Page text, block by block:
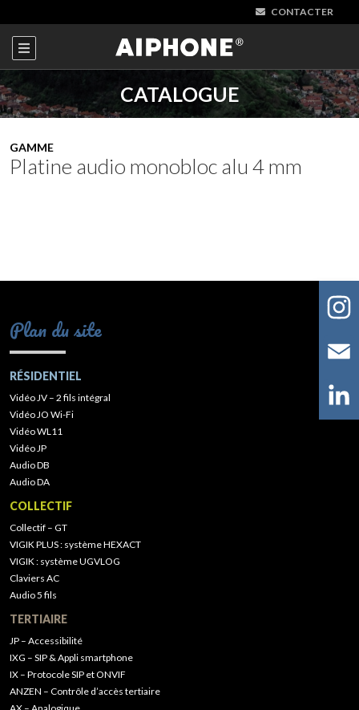
CONTACTER
CATALOGUE
GAMME
Platine audio monobloc alu 4 mm
Plan du site
RÉSIDENTIEL
Vidéo JV – 2 fils intégral
Vidéo JO Wi-Fi
Vidéo WL11
Vidéo JP
Audio DB
Audio DA
COLLECTIF
Collectif – GT
VIGIK PLUS : système HEXACT
VIGIK : système UGVLOG
Claviers AC
Audio 5 fils
TERTIAIRE
JP – Accessibilité
IXG – SIP & Appli smartphone
IX – Protocole SIP et ONVIF
ANZEN – Contrôle d’accès tertiaire